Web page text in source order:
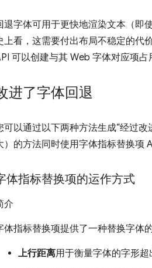
退字体可用于更快地渲染文本（即
上看，这需要付出布局不稳定的代
可以创建与其 Web 字体对应项占
进了字体回退
可以通过以下两种方法生成“经过
）的方法同时使用字体指标替换项
体指标替换项的运作方式
介
体指标替换项提供了一种替换字体
上行距离用于衡量字体的字形超